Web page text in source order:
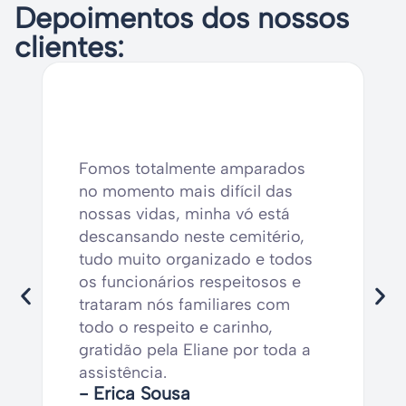
Depoimentos dos nossos
clientes:
Fomos totalmente amparados
no momento mais difícil das
nossas vidas, minha vó está
descansando neste cemitério,
tudo muito organizado e todos
os funcionários respeitosos e
trataram nós familiares com
todo o respeito e carinho,
gratidão pela Eliane por toda a
assistência.
- Erica Sousa